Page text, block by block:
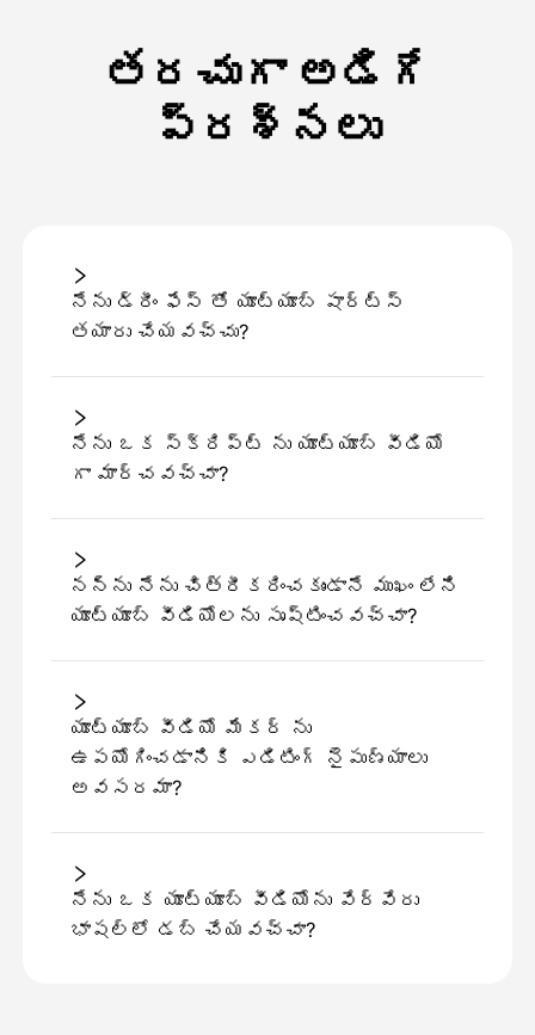
తరచుగా అడిగే
ప్రశ్నలు
నేను డ్రీం ఫేస్ తో యూట్యూబ్ షార్ట్స్
తయారు చేయవచ్చు?
నేను ఒక స్క్రిప్ట్ ను యూట్యూబ్ వీడియో
గా మార్చవచ్చా?
నన్ను నేను చిత్రీకరించకుండానే ముఖం లేని
యూట్యూబ్ వీడియోలను సృష్టించవచ్చా?
యూట్యూబ్ వీడియో మేకర్ ను
ఉపయోగించడానికి ఎడిటింగ్ నైపుణ్యాలు
అవసరమా?
నేను ఒక యూట్యూబ్ వీడియోను వేర్వేరు
భాషల్లో డబ్ చేయవచ్చా?